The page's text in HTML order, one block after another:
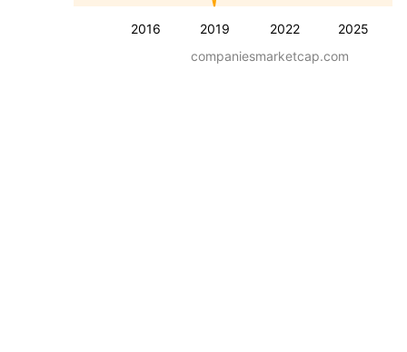
2016 2019 2022 2025
companiesmarketcap.com